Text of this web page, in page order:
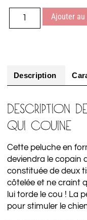
Ajouter au
Description
DESCRIPTION
QUI COUINE
Cette peluche en
deviendra le copain
constituée de deux
côtelée et ne craint
lui torde le cou ! La
pour stimuler le